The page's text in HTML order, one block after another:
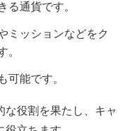
る通貨です。
ミッションなどをク
。
可能です。
な役割を果たし、キャ